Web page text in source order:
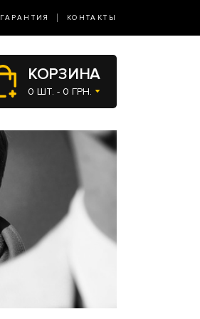
ГАРАНТИЯ КОНТАКТЫ
КОРЗИНА
0 ШТ. - 0 ГРН.